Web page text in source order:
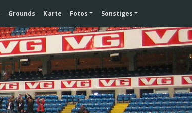
Grounds Karte Fotos Sonstiges